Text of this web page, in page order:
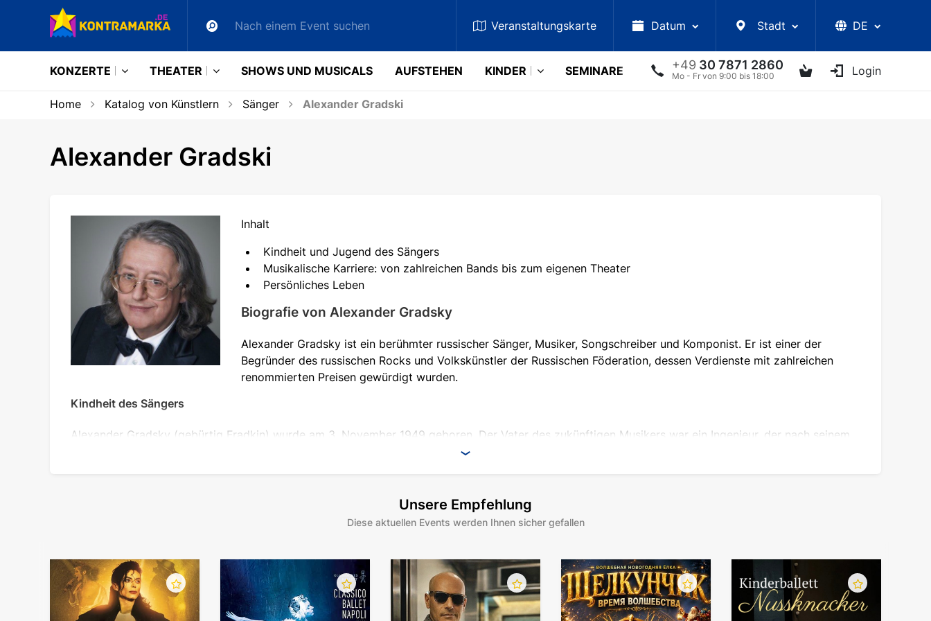
Veranstaltungskarte Datum Stadt DE
+49 30 7871 2860
Mo - Fr von 9:00 bis 18:00 Login
KONZERTE THEATER SHOWS UND MUSICALS AUFSTEHEN KINDER SEMINARE VORLESUNGEN UKRAINISCHE ARTISTEN
Home Katalog von Künstlern Sänger Alexander Gradski
Alexander Gradski
Inhalt
Kindheit und Jugend des Sängers
Musikalische Karriere: von zahlreichen Bands bis zum eigenen Theater
Persönliches Leben
Biografie von Alexander Gradsky
Alexander Gradsky ist ein berühmter russischer Sänger, Musiker, Songschreiber und Komponist. Er ist einer der
Begründer des russischen Rocks und Volkskünstler der Russischen Föderation, dessen Verdienste mit zahlreichen
renommierten Preisen gewürdigt wurden.
Kindheit des Sängers
Alexander Gradsky (gebürtig Fradkin) wurde am 3. November 1949 geboren. Der Vater des zukünftigen Musikers war ein Ingenieur, der nach seinem
Studium in der Region Tscheljabinsk arbeitete, seine Mutter war eine Schauspielerin, die ein Amateurtheater im örtlichen Kulturhaus leitete. Der Junge
Als Sasha 9 Jahre alt war, brachten ihn seine Eltern in eine Musikschule. Der Junge lernte nur widerwillig Geige zu spielen. Es gefiel ihm nicht, dass er
viele Stunden am Tag lernen musste. Auch in der weiterführenden Schule stach der Junge nicht hervor. Geisteswissenschaften fielen ihm leichter, er
las viel, und mit 13 Jahren schrieb er sein erstes Gedicht. Dank seines Onkels, der oft auf Auslandsreisen ging, wurde der Junge früh mit westlicher
Schon während seiner Schulzeit nahm Sasha aktiv an Laienaufführungen teil, spielte im Theaterkreis mit und sang bei Schulveranstaltungen unter
eigener Begleitung. Im Alter von 14 Jahren nahm der Teenager den Nachnamen seiner Mutter an und begann, in der polnischen Studentengruppe
"Tarakany" aufzutreten. Das erste Lied, das Alexander Gradsky vortrug, war die Komposition "The Best City on Earth". Zu diesem Zeitpunkt stand
Unsere Empfehlung
Diese aktuellen Events werden Ihnen sicher gefallen